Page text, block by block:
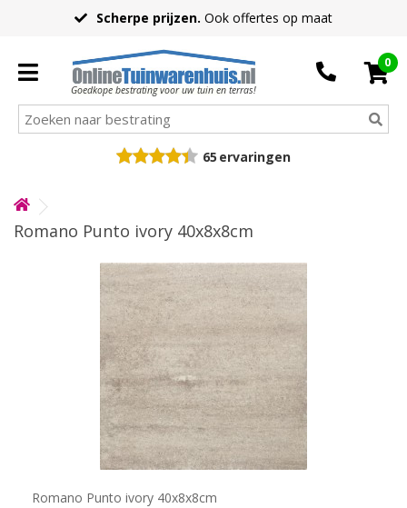
Scherpe prijzen. Ook offertes op maat
Goedkope bestrating voor uw tuin en terras!
0
65 ervaringen
Romano Punto ivory 40x8x8cm
Romano Punto ivory 40x8x8cm